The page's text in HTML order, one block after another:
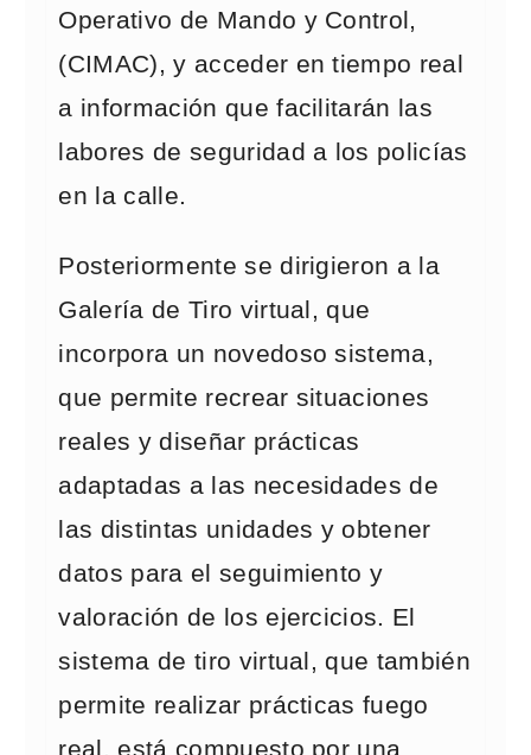
Operativo de Mando y Control,
(CIMAC), y acceder en tiempo real
a información que facilitarán las
labores de seguridad a los policías
en la calle.
Posteriormente se dirigieron a la
Galería de Tiro virtual, que
incorpora un novedoso sistema,
que permite recrear situaciones
reales y diseñar prácticas
adaptadas a las necesidades de
las distintas unidades y obtener
datos para el seguimiento y
valoración de los ejercicios. El
sistema de tiro virtual, que también
permite realizar prácticas fuego
real, está compuesto por una